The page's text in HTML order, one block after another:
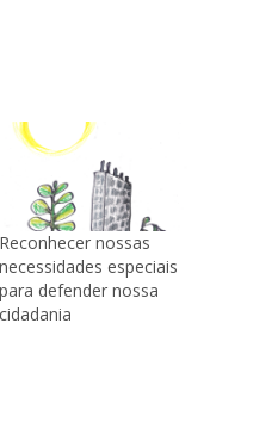
Reconhecer nossas
necessidades especiais
para defender nossa
cidadania